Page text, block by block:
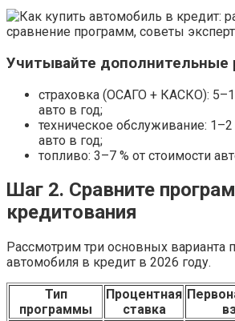
Учитывайте дополнительные
страховка (ОСАГО + КАСКО):
авто в год;
техническое обслуживание: 1–2
авто в год;
топливо: 3–7 % от стоимости
Шаг 2. Сравните
кредитования
Рассмотрим три основных варианта
автомобиля в кредит в 2026 году.
Тип
программы
Процентная
ставка